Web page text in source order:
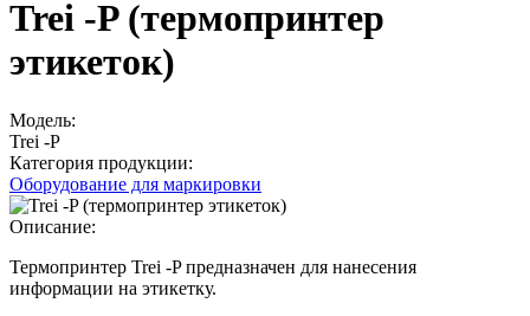
Trei -P (термопринтер
этикеток)
Модель:
Trei -P
Категория продукции:
Оборудование для маркировки
Описание:
Термопринтер Trei -P предназначен для нанесения
информации на этикетку.